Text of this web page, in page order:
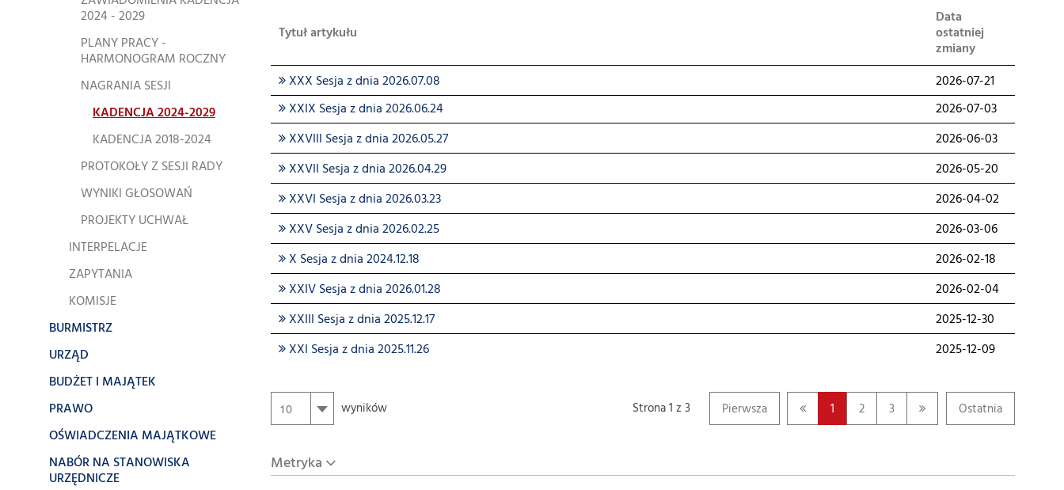
2024 - 2029
PLANY PRACY -
HARMONOGRAM ROCZNY
NAGRANIA SESJI
KADENCJA 2024-2029
KADENCJA 2018-2024
PROTOKOŁY Z SESJI RADY
WYNIKI GŁOSOWAŃ
PROJEKTY UCHWAŁ
INTERPELACJE
ZAPYTANIA
KOMISJE
BURMISTRZ
URZĄD
BUDŻET I MAJĄTEK
PRAWO
OŚWIADCZENIA MAJĄTKOWE
NABÓR NA STANOWISKA
URZĘDNICZE
Tytuł artykułu
Data
ostatniej
zmiany
XXX Sesja z dnia 2026.07.08
2026-07-21
XXIX Sesja z dnia 2026.06.24
2026-07-03
XXVIII Sesja z dnia 2026.05.27
2026-06-03
XXVII Sesja z dnia 2026.04.29
2026-05-20
XXVI Sesja z dnia 2026.03.23
2026-04-02
XXV Sesja z dnia 2026.02.25
2026-03-06
X Sesja z dnia 2024.12.18
2026-02-18
XXIV Sesja z dnia 2026.01.28
2026-02-04
XXIII Sesja z dnia 2025.12.17
2025-12-30
XXI Sesja z dnia 2025.11.26
2025-12-09
wyników Strona 1 z 3 Pierwsza 1 2 3 Ostatnia
Metryka